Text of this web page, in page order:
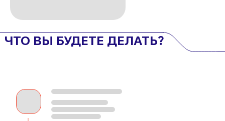
ЧТО ВЫ БУДЕТЕ ДЕЛАТЬ?